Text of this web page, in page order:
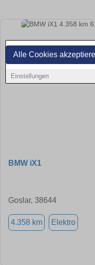
Alle Cookies
Einstellungen
BMW iX1
Goslar, 38644
4.358 km Elektro